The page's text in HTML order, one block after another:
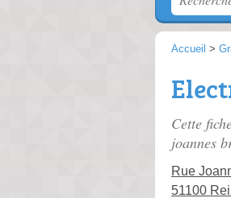
Accueil >
Cette
joannes
Rue
51100